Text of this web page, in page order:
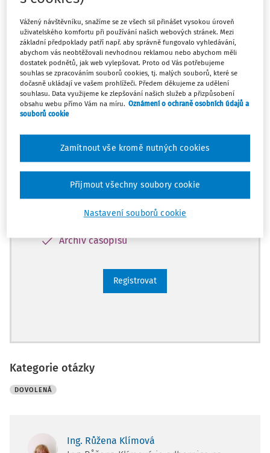
Zatím jste si přečetli jen začátek…
Celý dokument je jen pro předplatitele.
Zaregistrujte se a získejte
zdarma plný přístup na 14 dnů.
Díky tomu získáte
Archiv časopisů
Registrovat
Kategorie otázky
DOVOLENÁ
Ing. Růžena Klímová
Vážený návštěvníku, snažíme se ze všech sil přinášet vysokou úroveň
uživatelského komfortu při používání našich webových stránek. Mezi
základní předpoklady patří např. aby správně fungovalo vyhledávání,
abychom vás neobtěžovali nevhodnou reklamou nebo abychom měli
dostatek podnětů, jak web vylepšovat. Proto od Vás potřebujeme
souhlas se zpracováním souborů cookies, tj. malých souborů, které se
dočasně ukládají ve vašem prohlížeči. Předem děkujeme za udělení
souhlasu. Data využijeme ke zlepšování našich služeb a přizpůsobení
obsahu webu přímo Vám na míru. Oznámení o ochraně osobních údajů a
souborů cookie
Nastavení souborů cookie
Zamítnout vše kromě nutných cookies
Přijmout všechny soubory cookie